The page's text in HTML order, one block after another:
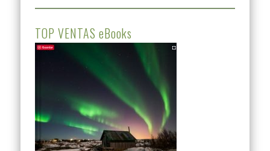
TOP VENTAS eBooks